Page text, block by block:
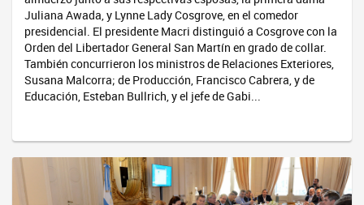
Juliana Awada, y Lynne Lady Cosgrove, en el comedor
presidencial. El presidente Macri distinguió a Cosgrove con la
Orden del Libertador General San Martín en grado de collar.
También concurrieron los ministros de Relaciones Exteriores,
Susana Malcorra; de Producción, Francisco Cabrera, y de
Educación, Esteban Bullrich, y el jefe de Gabi...